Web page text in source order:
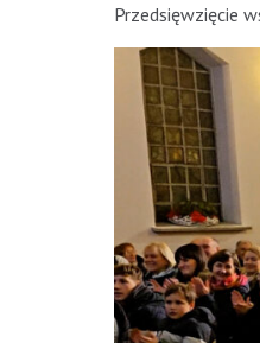
Przedsięwzięcie